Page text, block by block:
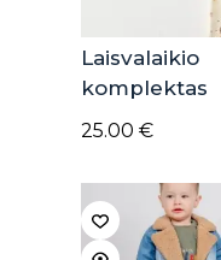
Laisvalaikio
komplektas
25.00 €